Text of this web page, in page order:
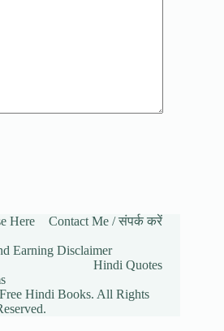
Here
Contact Me / संपर्क करें
Earning Disclaimer
Hindi Quotes
Hindi Books. All Rights